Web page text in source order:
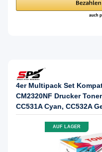
4er Multipack Set
CM2320NF Drucker
CC531A Cyan, CC532A
AUF LAGER